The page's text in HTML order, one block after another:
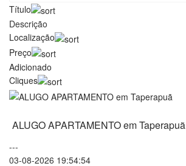
Título
Descrição
Localização
Preço
Adicionado
Cliques
ALUGO APARTAMENTO em Taperapuã
---
03-08-2026 19:54:54